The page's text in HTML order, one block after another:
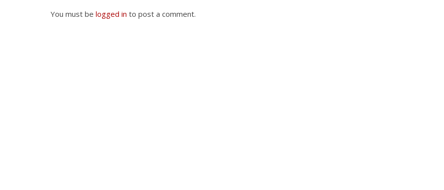
You must be logged in to post a comment.